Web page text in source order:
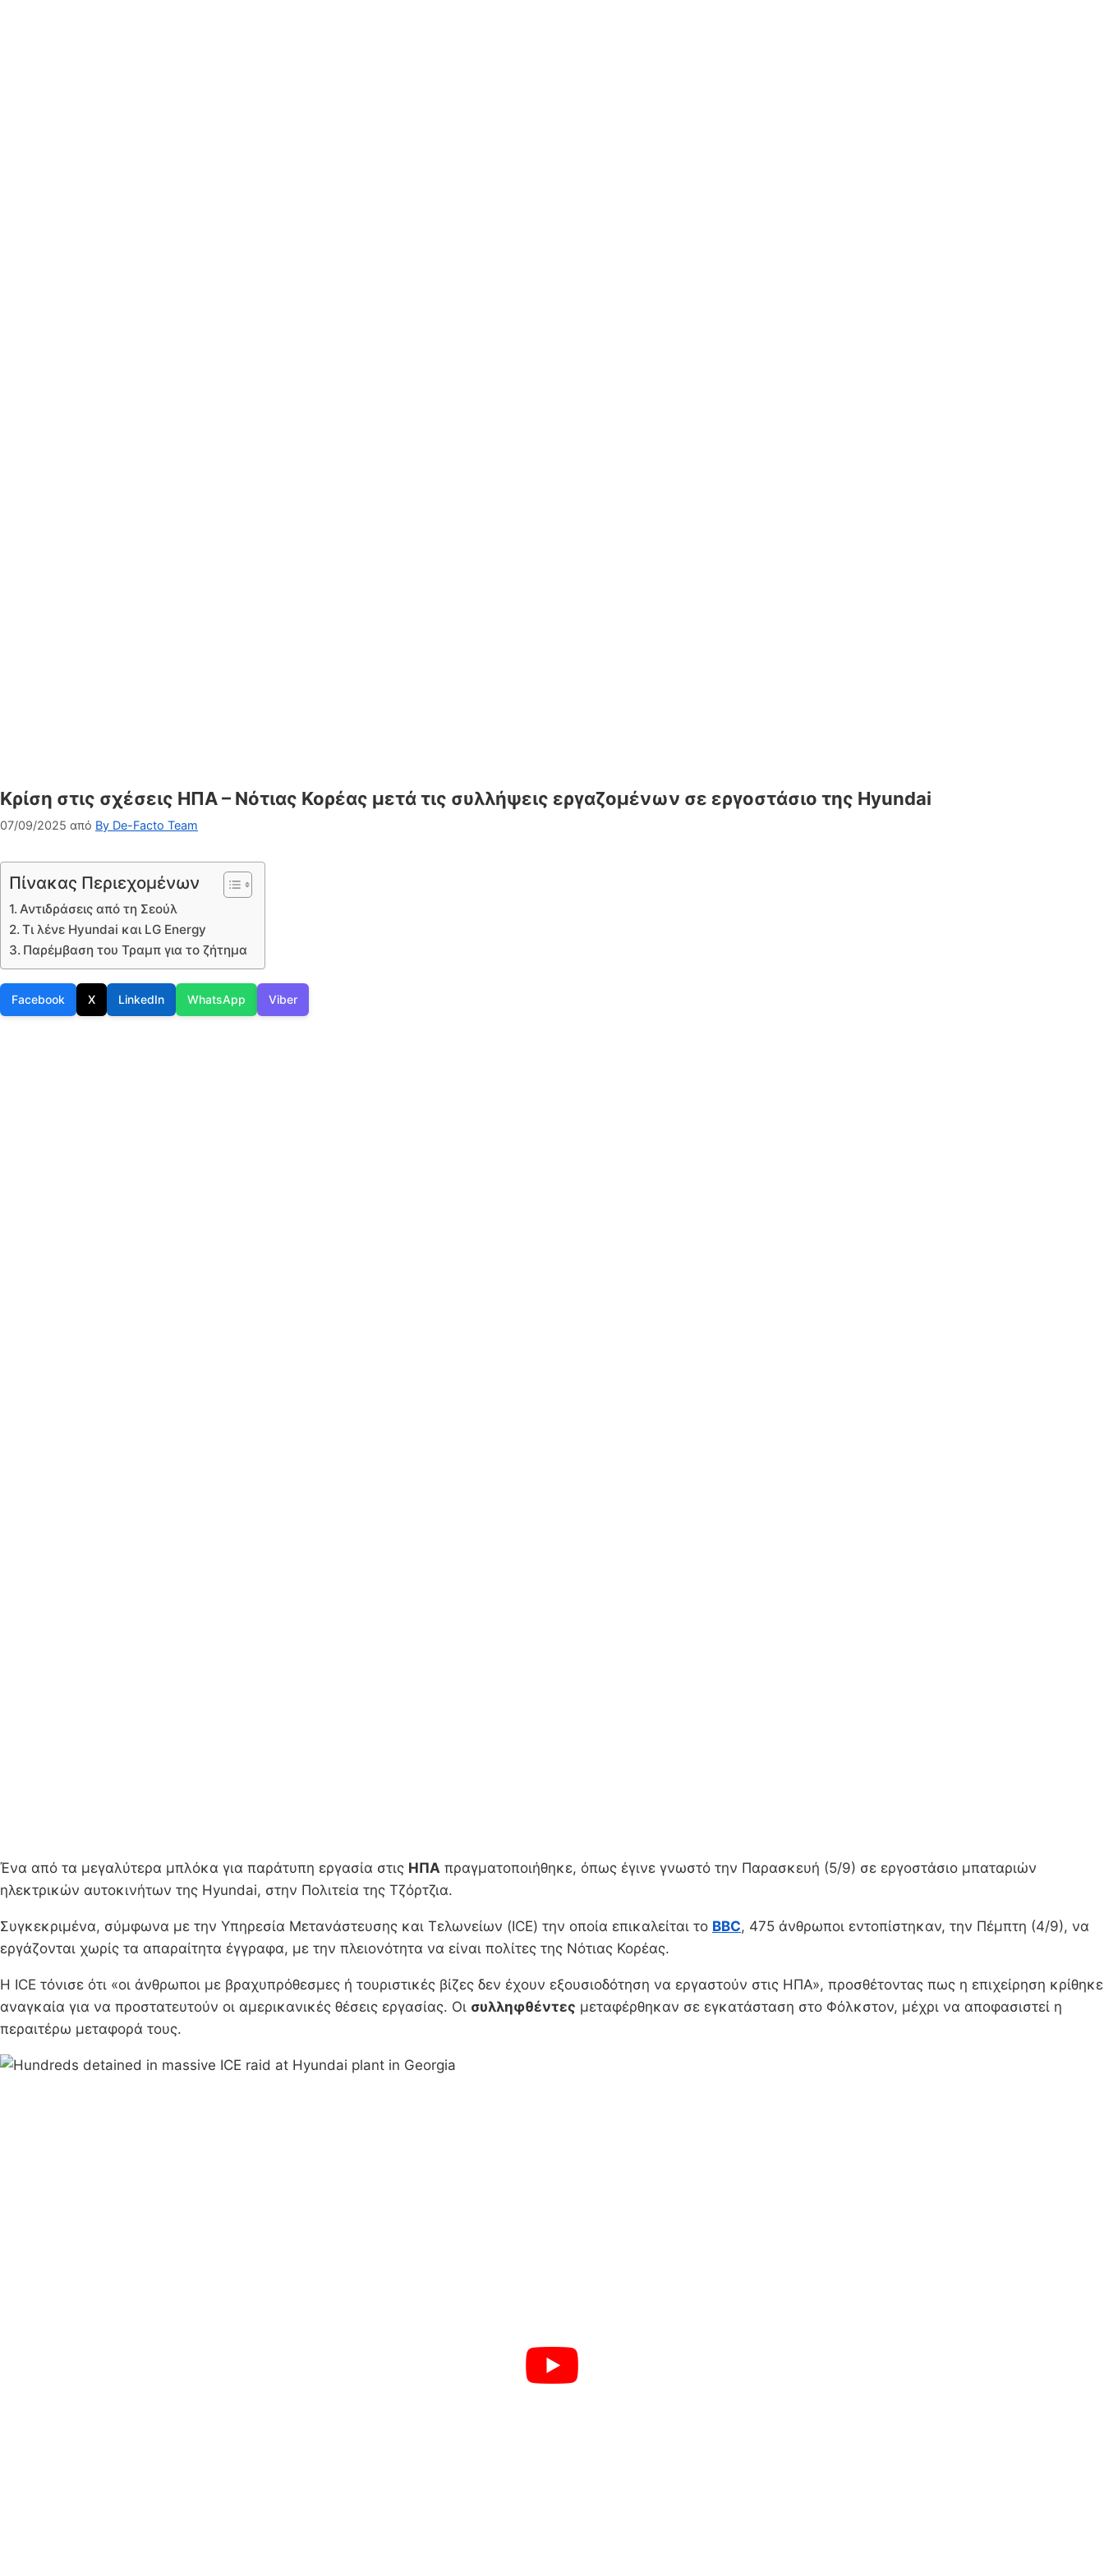
Κρίση στις σχέσεις ΗΠΑ – Νότιας Κορέας μετά τις συλλήψεις εργαζομένων σε εργοστάσιο της Hyundai
07/09/2025 από By De-Facto Team
Πίνακας Περιεχομένων
Αντιδράσεις από τη Σεούλ
Τι λένε Hyundai και LG Energy
Παρέμβαση του Τραμπ για το ζήτημα
Facebook X LinkedIn WhatsApp Viber
Ένα από τα μεγαλύτερα μπλόκα για παράτυπη εργασία στις ΗΠΑ πραγματοποιήθηκε, όπως έγινε γνωστό την Παρασκευή (5/9) σε εργοστάσιο μπαταριών
ηλεκτρικών αυτοκινήτων της Hyundai, στην Πολιτεία της Τζόρτζια.
Συγκεκριμένα, σύμφωνα με την Υπηρεσία Μετανάστευσης και Τελωνείων (ICE) την οποία επικαλείται το BBC, 475 άνθρωποι εντοπίστηκαν, την Πέμπτη (4/9), να
εργάζονται χωρίς τα απαραίτητα έγγραφα, με την πλειονότητα να είναι πολίτες της Νότιας Κορέας.
Η ICE τόνισε ότι «οι άνθρωποι με βραχυπρόθεσμες ή τουριστικές βίζες δεν έχουν εξουσιοδότηση να εργαστούν στις ΗΠΑ», προσθέτοντας πως η επιχείρηση κρίθηκε
αναγκαία για να προστατευτούν οι αμερικανικές θέσεις εργασίας. Οι συλληφθέντες μεταφέρθηκαν σε εγκατάσταση στο Φόλκστον, μέχρι να αποφασιστεί η
περαιτέρω μεταφορά τους.